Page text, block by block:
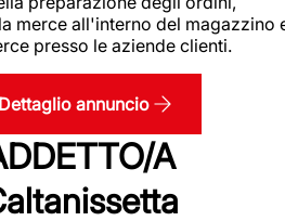
merce all'interno del magazzino
presso le aziende clienti.
Dettaglio annuncio
A